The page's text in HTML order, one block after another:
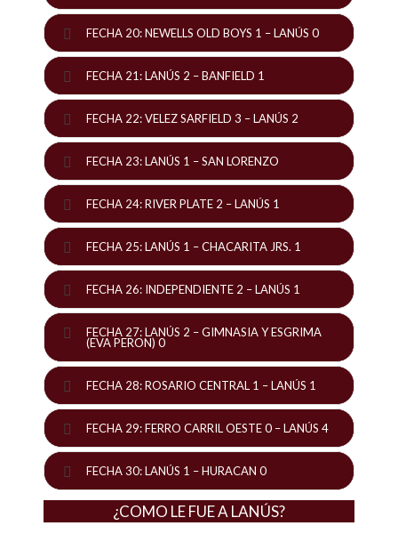
FECHA 20: NEWELLS OLD BOYS 1 – LANÚS 0
FECHA 21: LANÚS 2 – BANFIELD 1
FECHA 22: VELEZ SARFIELD 3 – LANÚS 2
FECHA 23: LANÚS 1 – SAN LORENZO
FECHA 24: RIVER PLATE 2 – LANÚS 1
FECHA 25: LANÚS 1 – CHACARITA JRS. 1
FECHA 26: INDEPENDIENTE 2 – LANÚS 1
FECHA 27: LANÚS 2 – GIMNASIA Y ESGRIMA
(EVA PERON) 0
FECHA 28: ROSARIO CENTRAL 1 – LANÚS 1
FECHA 29: FERRO CARRIL OESTE 0 – LANÚS 4
FECHA 30: LANÚS 1 – HURACAN 0
¿COMO LE FUE A LANÚS?